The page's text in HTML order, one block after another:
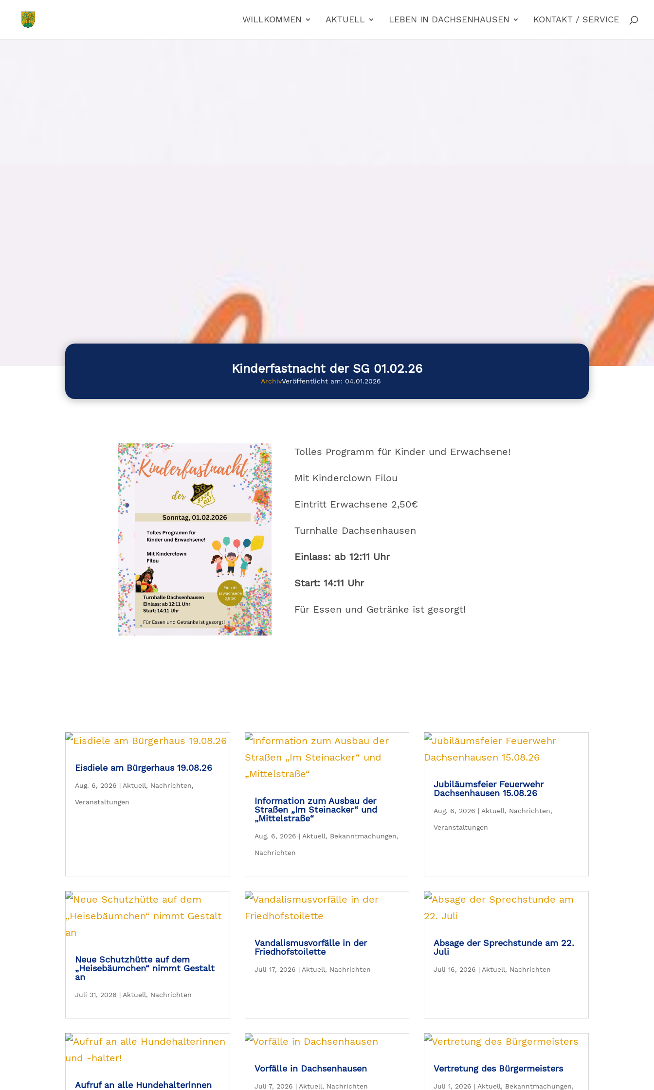
WILLKOMMEN AKTUELL LEBEN IN DACHSENHAUSEN KONTAKT / SERVICE
Kinderfastnacht der SG 01.02.26
ArchivVeröffentlicht am: 04.01.2026
Tolles Programm für Kinder und Erwachsene!
Mit Kinderclown Filou
Eintritt Erwachsene 2,50€
Turnhalle Dachsenhausen
Einlass: ab 12:11 Uhr
Start: 14:11 Uhr
Für Essen und Getränke ist gesorgt!
Eisdiele am Bürgerhaus 19.08.26
Aug. 6, 2026 | Aktuell, Nachrichten,
Veranstaltungen
Information zum Ausbau der
Straßen „Im Steinacker“ und
„Mittelstraße“
Aug. 6, 2026 | Aktuell, Bekanntmachungen,
Nachrichten
Jubiläumsfeier Feuerwehr
Dachsenhausen 15.08.26
Aug. 6, 2026 | Aktuell, Nachrichten,
Veranstaltungen
Neue Schutzhütte auf dem
„Heisebäumchen“ nimmt Gestalt
an
Juli 31, 2026 | Aktuell, Nachrichten
Vandalismusvorfälle in der
Friedhofstoilette
Juli 17, 2026 | Aktuell, Nachrichten
Absage der Sprechstunde am 22.
Juli
Juli 16, 2026 | Aktuell, Nachrichten
Aufruf an alle Hundehalterinnen
Vorfälle in Dachsenhausen
Juli 7, 2026 | Aktuell, Nachrichten
Vertretung des Bürgermeisters
Juli 1, 2026 | Aktuell, Bekanntmachungen,